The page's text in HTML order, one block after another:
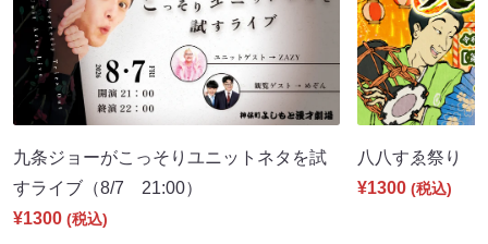
九条ジョーがこっそりユニットネタを試
すライブ（8/7 21:00）
¥1300 (税込)
八八すゑ祭り
¥1300 (税込)